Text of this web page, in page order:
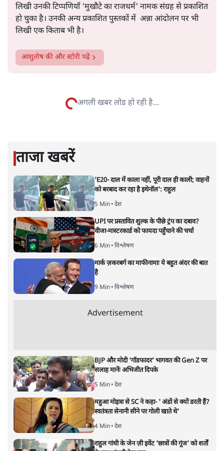
पत्रकारिता में एक लंबी पारी और राजनीति में 20-20 खेलने के बाद
आशुतोष पिछले दिनों पत्रकारिता में लौट आए हैं। समाचार पत्रों में
लिखी उनकी टिप्पणियाँ 'मुखौटे का राजधर्म' नामक संग्रह से प्रकाशित
लिखी एक किताब भी है।
पीएम की इटली यात्रा: 'रिलैक्स, मोदी!
आप राजीव गांधी नहीं बन सकते'
विचार | ओंकारेश्वर पांडेय| 20 MAY, 2026
नरेंद्र मोदी और जॉर्जिया मेलोनी
ओंकारेश्वर पांडेय
पॉलिटिक्स काफ़ी ज़्यादा चर्चा में है। कभी 'इतालवी कनेक्शन' को
रोम। यह नाम खुद मेंएक रोमांस की फुसफुसाहट है। लैटिन के
'रोमानुस' से निकला 'रोमांस' शब्द, प्राचीन उर्वरता के त्योहार
लुपरकेलिया से लेकर आज के रील-बनाने वाले हनीमूनर्स के स्वर्ग
तक फैला है। लेकिन जब भारतीय प्रधानमंत्री नरेंद्र मोदी 19 मई
2026 को रोम पहुंचे तो वह हाथ में गिटार लेकर नहीं, बल्कि एक
बही-खाता लेकर आए थे। वह नैपकिन पर लिखी कविता नहीं,